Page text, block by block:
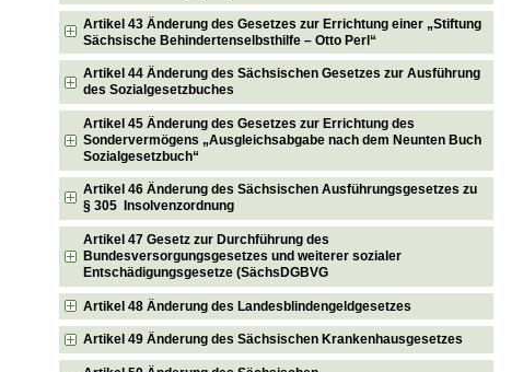
Artikel 43 Änderung des Gesetzes zur Errichtung einer „Stiftung
Sächsische Behindertenselbsthilfe – Otto Perl“
Artikel 44 Änderung des Sächsischen Gesetzes zur Ausführung
des Sozialgesetzbuches
Artikel 45 Änderung des Gesetzes zur Errichtung des
Sondervermögens „Ausgleichsabgabe nach dem Neunten Buch
Sozialgesetzbuch“
Artikel 46 Änderung des Sächsischen Ausführungsgesetzes zu
§ 305 Insolvenzordnung
Artikel 47 Gesetz zur Durchführung des
Bundesversorgungsgesetzes und weiterer sozialer
Entschädigungsgesetze (SächsDGBVG
Artikel 48 Änderung des Landesblindengeldgesetzes
Artikel 49 Änderung des Sächsischen Krankenhausgesetzes